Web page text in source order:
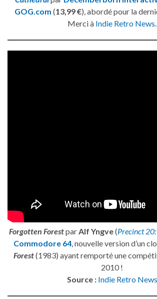
GOG.com (13,99 €), abordé pour la
Merci à Indie Retro News.
Forgotten ForestparAlf Yngve(Precinct
Commodore 64, nouvelle version d’un
Forest(1983) ayant remporté une
2010 !
Source : Indie Retro News